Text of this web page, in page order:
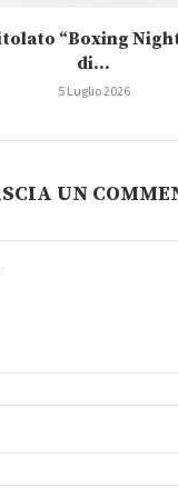
“Boxing
di...
5 Luglio 2026
UN